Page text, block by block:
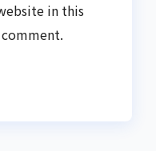
in this